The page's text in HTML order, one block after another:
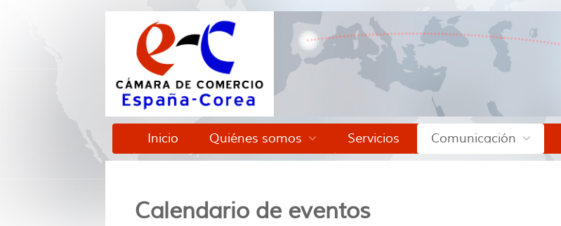
Inicio Quiénes somos Servicios Comunicación
Calendario de eventos